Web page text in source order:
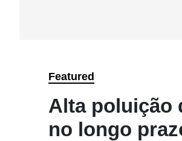
Featured
Alta poluição
no longo